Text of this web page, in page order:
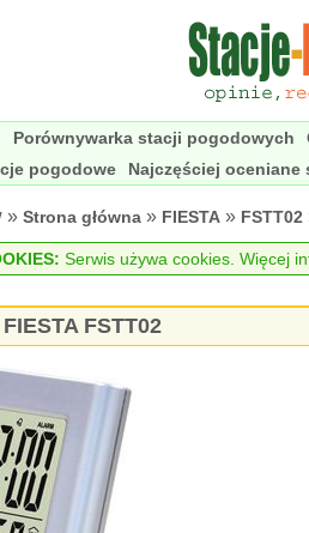
Porównywarka stacji pogodowych
pogodowe
Najczęściej
» Strona główna » FIESTA » FSTT02
Serwis używa cookies. Więcej
FSTT02